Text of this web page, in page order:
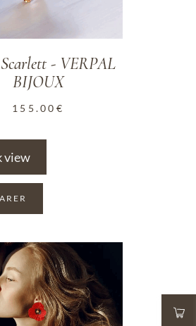
- VERPAL
BIJOUX
155.00 €
view